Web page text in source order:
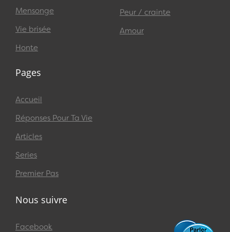
Mensonge
Vie brisée
Honte
Peur / crainte
Amour
Pages
Accueil
Réponses Pour Ta Vie
Articles
Series
Premier Pas
Nous suivre
Facebook